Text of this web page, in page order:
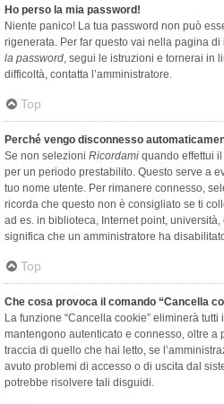
Ho perso la mia password!
Niente panico! La tua password non può
rigenerata. Per far questo vai nella pagina di
la password, segui le istruzioni e tornerai in
difficoltà, contatta l’amministratore.
Top
Perché vengo disconnesso
Se non selezioni Ricordami quando effettui
per un periodo prestabilito. Questo serve a
tuo nome utente. Per rimanere connesso,
ricorda che questo non è consigliato se ti
ad es. in biblioteca, Internet point,
significa che un amministratore ha
Top
Che cosa provoca il comando “Cancella
La funzione “Cancella cookie” eliminerà
mantengono autenticato e connesso, oltre a
traccia di quello che hai letto, se
avuto problemi di accesso o di uscita dal
potrebbe risolvere tali disguidi.